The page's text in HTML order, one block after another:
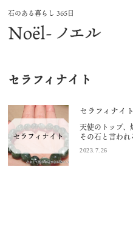
石のある暮らし 365日
セラフィナイト
セラフィナイト
天使のトップ、
その石と言われ
2023.7.26